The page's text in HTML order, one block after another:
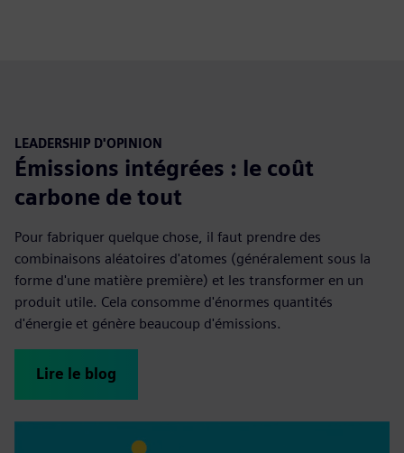
LEADERSHIP D'OPINION
Émissions intégrées : le coût
carbone de tout
Pour fabriquer quelque chose, il faut prendre des
combinaisons aléatoires d'atomes (généralement sous la
forme d'une matière première) et les transformer en un
produit utile. Cela consomme d'énormes quantités
d'énergie et génère beaucoup d'émissions.
Lire le blog